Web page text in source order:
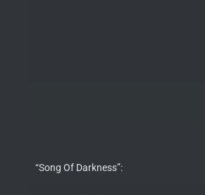
“Song Of Darkness”: